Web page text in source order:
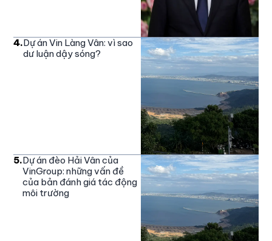
4.Dự án Vin Làng Vân: vì sao
dư luận dậy sóng?
5.Dự án đèo Hải Vân của
VinGroup: những vấn đề
của bản đánh giá tác động
môi trường